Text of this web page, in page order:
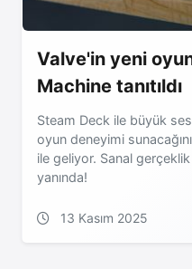
Valve'in yeni
Machine tanıtıldı
Steam Deck ile büyük
oyun deneyimi
ile geliyor. Sanal
yanında!
13 Kasım 2025